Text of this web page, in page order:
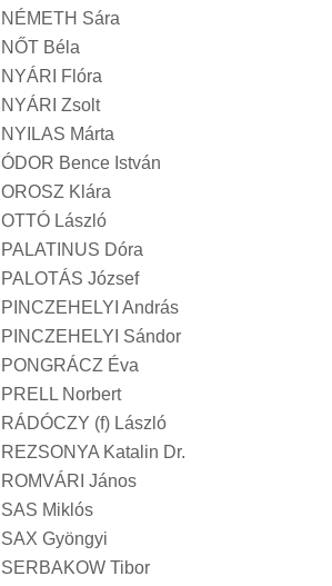
NÉMETH Sára
NŐT Béla
NYÁRI Flóra
NYÁRI Zsolt
NYILAS Márta
ÓDOR Bence István
OROSZ Klára
OTTÓ László
PALATINUS Dóra
PALOTÁS József
PINCZEHELYI András
PINCZEHELYI Sándor
PONGRÁCZ Éva
PRELL Norbert
RÁDÓCZY (f) László
REZSONYA Katalin Dr.
ROMVÁRI János
SAS Miklós
SAX Gyöngyi
SERBAKOW Tibor